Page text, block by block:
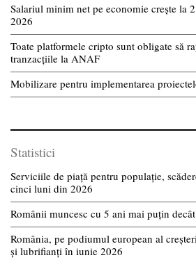
Salariul minim net pe economie crește la
2026
Toate platformele cripto sunt obligate să
tranzacțiile la ANAF
Mobilizare pentru implementarea
Statistici
Serviciile de piață pentru populație,
cinci luni din 2026
Românii muncesc cu 5 ani mai puțin
România, pe podiumul european al
și lubrifianți în iunie 2026